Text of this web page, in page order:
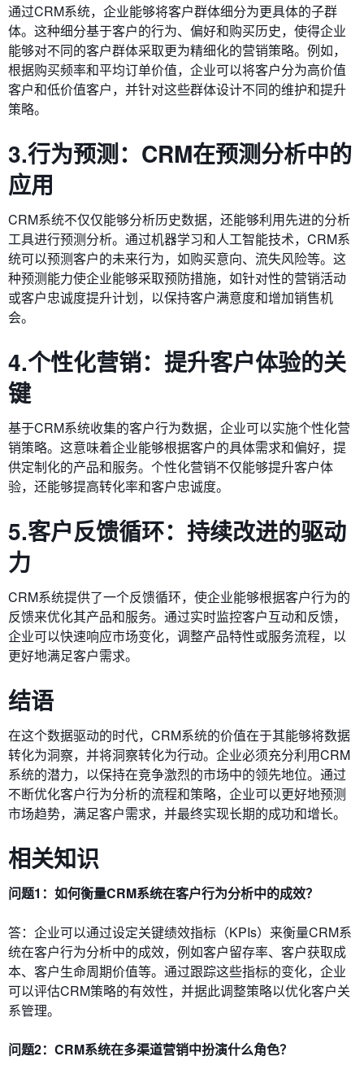
通过CRM系统，企业能够将客户群体细分为更具体的子群
体。这种细分基于客户的行为、偏好和购买历史，使得企业
能够对不同的客户群体采取更为精细化的营销策略。例如，
根据购买频率和平均订单价值，企业可以将客户分为高价值
客户和低价值客户，并针对这些群体设计不同的维护和提升
策略。
3.行为预测：CRM在预测分析中的
应用
CRM系统不仅仅能够分析历史数据，还能够利用先进的分析
工具进行预测分析。通过机器学习和人工智能技术，CRM系
统可以预测客户的未来行为，如购买意向、流失风险等。这
种预测能力使企业能够采取预防措施，如针对性的营销活动
或客户忠诚度提升计划，以保持客户满意度和增加销售机
会。
4.个性化营销：提升客户体验的关
键
基于CRM系统收集的客户行为数据，企业可以实施个性化营
销策略。这意味着企业能够根据客户的具体需求和偏好，提
供定制化的产品和服务。个性化营销不仅能够提升客户体
验，还能够提高转化率和客户忠诚度。
5.客户反馈循环：持续改进的驱动
力
CRM系统提供了一个反馈循环，使企业能够根据客户行为的
反馈来优化其产品和服务。通过实时监控客户互动和反馈，
企业可以快速响应市场变化，调整产品特性或服务流程，以
更好地满足客户需求。
结语
在这个数据驱动的时代，CRM系统的价值在于其能够将数据
转化为洞察，并将洞察转化为行动。企业必须充分利用CRM
系统的潜力，以保持在竞争激烈的市场中的领先地位。通过
不断优化客户行为分析的流程和策略，企业可以更好地预测
市场趋势，满足客户需求，并最终实现长期的成功和增长。
相关知识
问题1：如何衡量CRM系统在客户行为分析中的成效？
答：企业可以通过设定关键绩效指标（KPIs）来衡量CRM系
统在客户行为分析中的成效，例如客户留存率、客户获取成
本、客户生命周期价值等。通过跟踪这些指标的变化，企业
可以评估CRM策略的有效性，并据此调整策略以优化客户关
系管理。
问题2：CRM系统在多渠道营销中扮演什么角色？